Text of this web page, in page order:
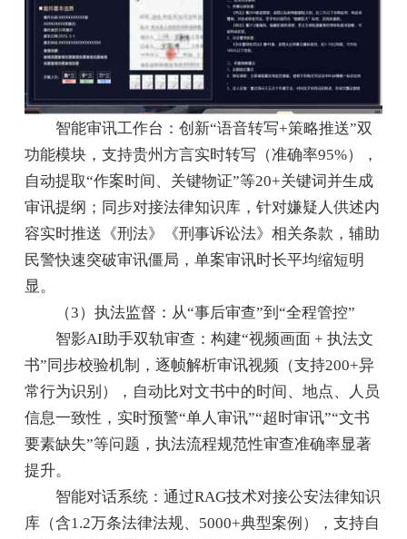
智能审讯工作台：创新“语音转写+策略推送”双
功能模块，支持贵州方言实时转写（准确率95%），
自动提取“作案时间、关键物证”等20+关键词并生成
审讯提纲；同步对接法律知识库，针对嫌疑人供述内
容实时推送《刑法》《刑事诉讼法》相关条款，辅助
民警快速突破审讯僵局，单案审讯时长平均缩短明
显。
（3）执法监督：从“事后审查”到“全程管控”
智影AI助手双轨审查：构建“视频画面 + 执法文
书”同步校验机制，逐帧解析审讯视频（支持200+异
常行为识别），自动比对文书中的时间、地点、人员
信息一致性，实时预警“单人审讯”“超时审讯”“文书
要素缺失”等问题，执法流程规范性审查准确率显著
提升。
智能对话系统：通过RAG技术对接公安法律知识
库（含1.2万条法律法规、5000+典型案例），支持自